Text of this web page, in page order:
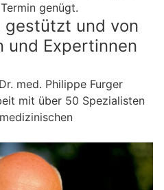
genügt.
und von
und Expertinnen
med. Philippe Furger
mit über 50 Spezialisten